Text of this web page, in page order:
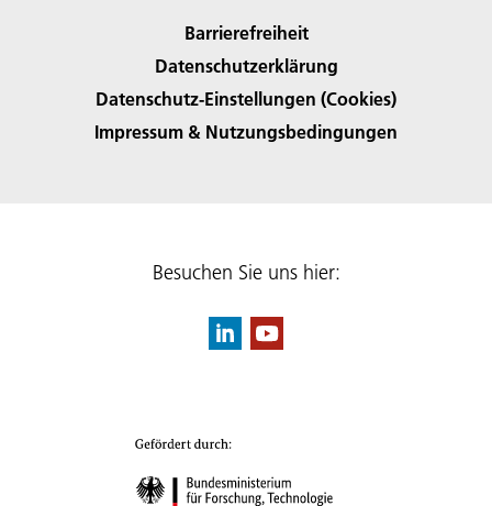
Barrierefreiheit
Datenschutzerklärung
Datenschutz-Einstellungen (Cookies)
Impressum & Nutzungsbedingungen
Besuchen Sie uns hier: